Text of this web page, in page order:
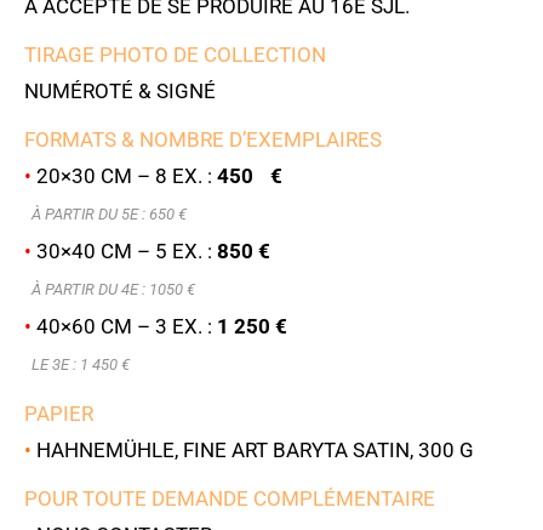
A ACCEPTÉ DE SE PRODUIRE AU 16E SJL.
TIRAGE PHOTO DE COLLECTION
NUMÉROTÉ & SIGNÉ
FORMATS & NOMBRE D’EXEMPLAIRES
• 20×30 CM – 8 EX. : 450 €
À PARTIR DU 5E : 650 €
• 30×40 CM – 5 EX. : 850 €
À PARTIR DU 4E : 1050 €
• 40×60 CM – 3 EX. : 1 250 €
LE 3E : 1 450 €
PAPIER
• HAHNEMÜHLE, FINE ART BARYTA SATIN, 300 G
POUR TOUTE DEMANDE COMPLÉMENTAIRE